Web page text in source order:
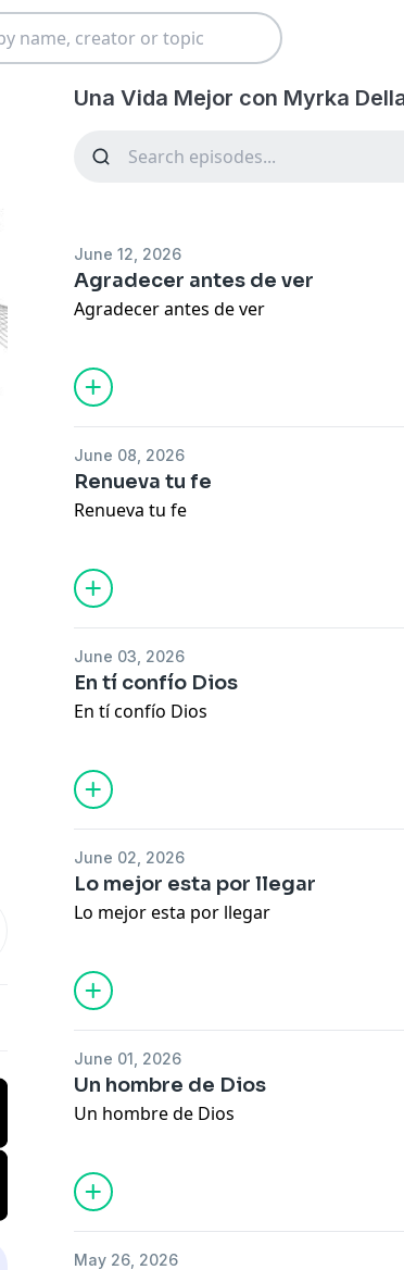
Una Vida Mejor con Myrka
June 12, 2026
Agradecer antes de ver
Agradecer antes de ver
June 08, 2026
Renueva tu fe
Renueva tu fe
June 03, 2026
En tí confío Dios
En tí confío Dios
June 02, 2026
Lo mejor esta por llegar
Lo mejor esta por llegar
June 01, 2026
Un hombre de Dios
Un hombre de Dios
May 26, 2026